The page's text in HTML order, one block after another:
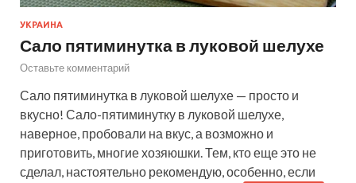
УКРАИНА
Сало пятиминутка в луковой шелухе
Оставьте комментарий
Сало пятиминутка в луковой шелухе — просто и
вкусно! Сало-пятиминутку в луковой шелухе,
наверное, пробовали на вкус, а возможно и
приготовить, многие хозяюшки. Тем, кто еще это не
сделал, настоятельно рекомендую, особенно, если